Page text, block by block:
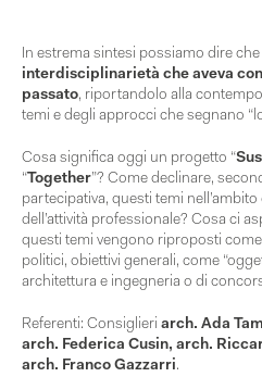
In estrema sintesi possiamo dire che
interdisciplinarietà che aveva
passato, riportandolo alla
temi e degli approcci che segnano
Cosa significa oggi un progetto “
“ Together”? Come declinare,
partecipativa, questi temi
dell’attività professionale? Cosa ci
questi temi vengono riproposti
politici, obiettivi generali, come
architettura e ingegneria o di
Referenti: Consiglieri arch. Ada
arch. Federica Cusin, arch.
arch. Franco Gazzarri.